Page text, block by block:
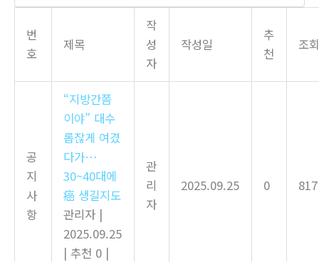
번
호
제목
작
성
자
작성일
추
천
조
공
지
사
항
“지방간쯤
이야” 대수
롭잖게 여겼
다가…
30~40대에
癌 생길지도
관리자 |
2025.09.25
| 추천 0 |
관
리
자
2025.09.25 0 817